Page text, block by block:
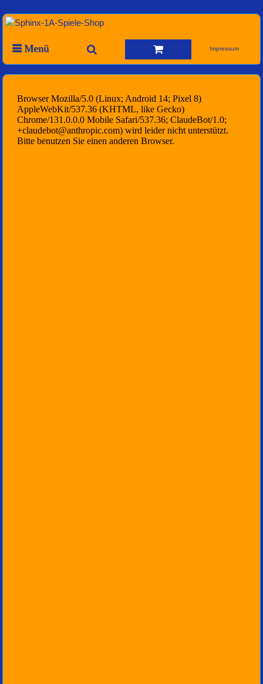
Menü Impressum